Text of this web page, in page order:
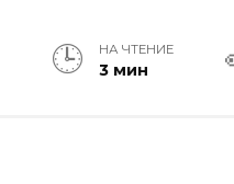
НА ЧТЕНИЕ
3 мин